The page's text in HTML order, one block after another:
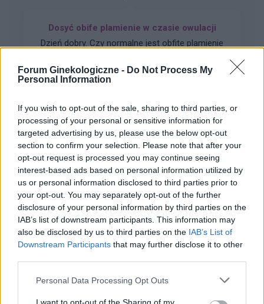
Forum Ginekologiczne - Do Not Process My
Personal Information
If you wish to opt-out of the sale, sharing to third parties, or
processing of your personal or sensitive information for
targeted advertising by us, please use the below opt-out
section to confirm your selection. Please note that after your
opt-out request is processed you may continue seeing
interest-based ads based on personal information utilized by
us or personal information disclosed to third parties prior to
your opt-out. You may separately opt-out of the further
disclosure of your personal information by third parties on the
IAB’s list of downstream participants. This information may
also be disclosed by us to third parties on the IAB’s List of
Downstream Participants that may further disclose it to other
Personal Data Processing Opt Outs
Dosyć obife plamienie w czasie owulacji
Dzień dobry. Czy normalne jest obfite plamienie
owulacji, a dziś rano wyszedł ze mnie spory
skrzep krwi i plamie cały czas świeżą krwią.
się co robić. Nigdy nie miałam takiej sytuacji.
Proszę o poradę na co zwrócić uwagę i czy jest
potrzeba jechacnia do lekarza. 25.05 miałam
wizytę u ginekologa, gdzie robione było również
USG i wszystkie badania były ok.
Forum:Ginekologia - specjalista radzi, dla
gość
Obtarcie blon sluzowych pochwy
Obtarcie blon sluzowych pochwy podczas
seksu.Krew poleciala i jest pieczenie podczas
sikania i napuchniete .Jaka masc albo zel
pomoze na ta dolegliwość?.
Forum:Ginekologia - forum dla rodziny i
pacjentki